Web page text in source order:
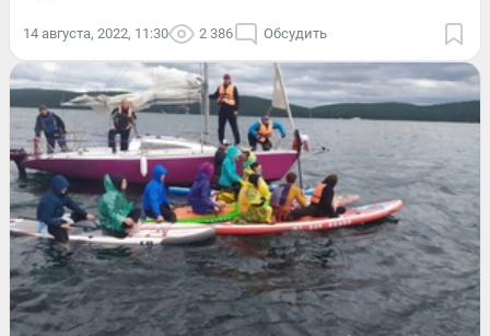
14 августа, 2022, 11:30 2 386 Обсудить